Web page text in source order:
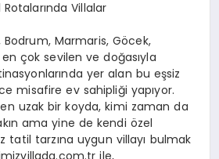
Rotalarında Villalar
Bodrum, Marmaris, Göcek,
çok sevilen ve doğasıyla
yer alan bu eşsiz
misafire ev sahipliği yapıyor.
uzak bir koyda, kimi zaman da
ama yine de kendi özel
tatil tarzına uygun villayı bulmak